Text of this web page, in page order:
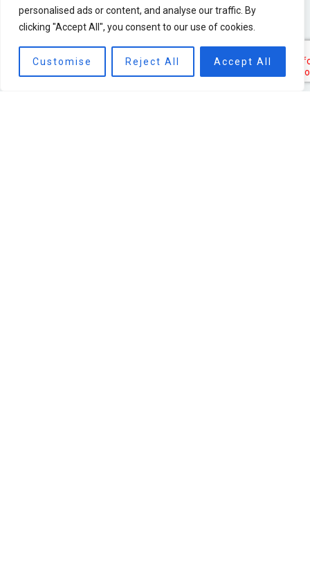
personalised ads or content, and analyse our traffic. By
clicking "Accept All", you consent to our use of cookies.
Customise Reject All Accept All
Wetenschap